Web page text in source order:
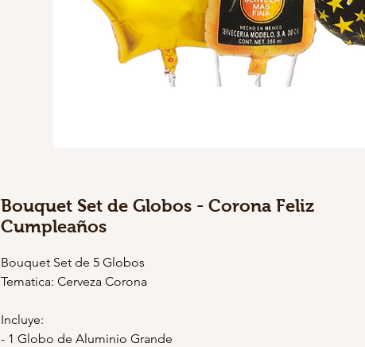
Bouquet Set de Globos - Corona Feliz
Cumpleaños
Bouquet Set de 5 Globos
Tematica: Cerveza Corona
Incluye:
- 1 Globo de Aluminio Grande